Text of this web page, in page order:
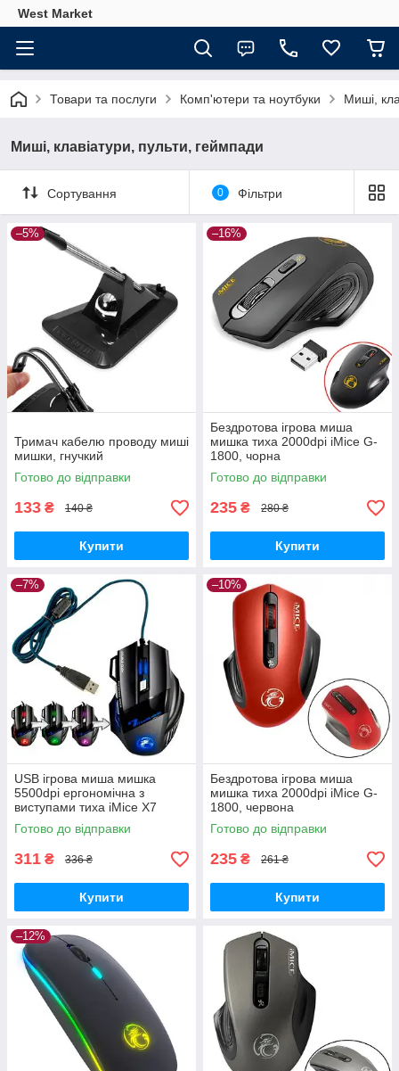
West Market
Товари та послуги Комп'ютери та ноутбуки Миші,
Миші, клавіатури, пульти, геймпади
Сортування 0 Фільтри
–5%
Тримач кабелю проводу миші
мишки, гнучкий
Готово до відправки
133 ₴ 140 ₴
Купити
–16%
Бездротова ігрова миша
мишка тиха 2000dpi iMice G-
1800, чорна
Готово до відправки
235 ₴ 280 ₴
Купити
–7%
USB ігрова миша мишка
5500dpi ергономічна з
виступами тиха iMice X7
Готово до відправки
311 ₴ 336 ₴
Купити
–10%
Бездротова ігрова миша
мишка тиха 2000dpi iMice G-
1800, червона
Готово до відправки
235 ₴ 261 ₴
Купити
–12%